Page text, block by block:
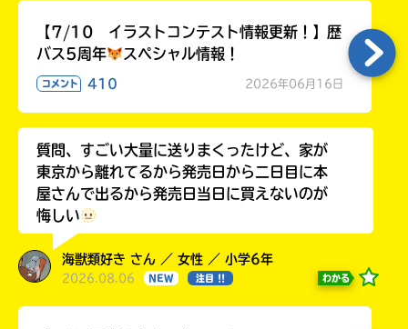
【7/10 イラストコンテスト情報更新！】歴
バス5周年
スペシャル情報！
コメント 410 2026年06月16日
質問、すごい大量に送りまくったけど、家が
東京から離れてるから発売日から二日目に本
屋さんで出るから発売日当日に買えないのが
悔しい
海獣類好き さん ／ 女性 ／ 小学6年
2026.08.06 NEW 注目 !! わかる